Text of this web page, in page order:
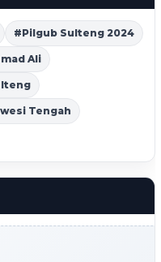
#Pilgub Sulteng 2024
Ali
Tengah